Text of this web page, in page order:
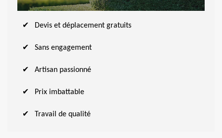
Devis et déplacement gratuits
Sans engagement
Artisan passionné
Prix imbattable
Travail de qualité